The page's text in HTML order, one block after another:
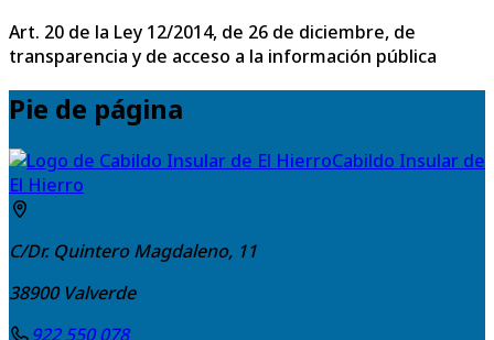
Art. 20 de la Ley 12/2014, de 26 de diciembre, de
transparencia y de acceso a la información pública
Pie de página
Cabildo Insular de
El Hierro
C/Dr. Quintero Magdaleno, 11
38900 Valverde
922 550 078